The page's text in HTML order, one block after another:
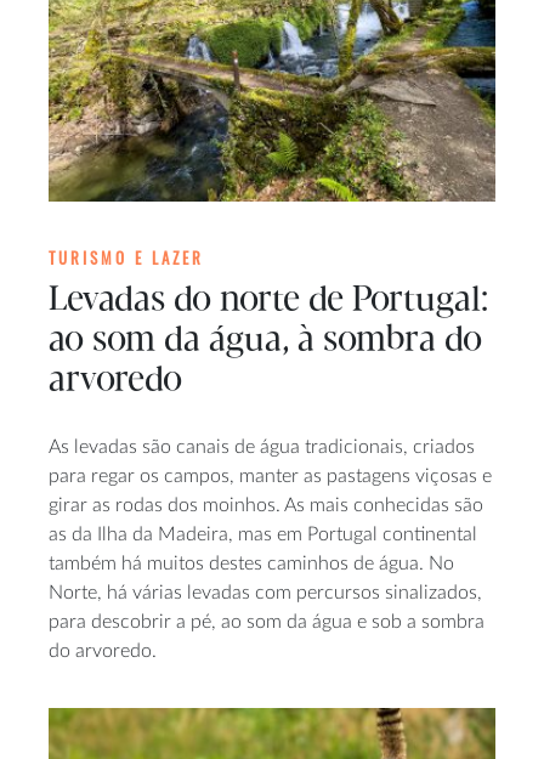
TURISMO E LAZER
Levadas do norte de Portugal:
ao som da água, à sombra do
arvoredo
As levadas são canais de água tradicionais, criados
para regar os campos, manter as pastagens viçosas e
girar as rodas dos moinhos. As mais conhecidas são
as da Ilha da Madeira, mas em Portugal continental
também há muitos destes caminhos de água. No
Norte, há várias levadas com percursos sinalizados,
para descobrir a pé, ao som da água e sob a sombra
do arvoredo.